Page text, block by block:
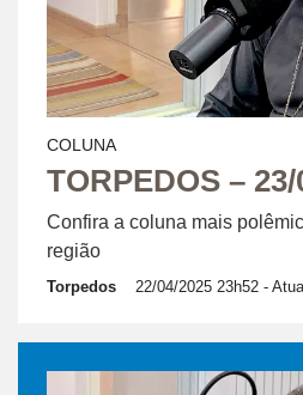
COLUNA
TORPEDOS – 23/
Confira a coluna mais
região
Torpedos 22/04/2025 23h52 -